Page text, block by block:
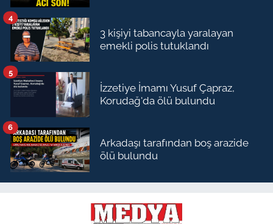
3 kişiyi tabancayla yaralayan
emekli polis tutuklandı
4
İzzetiye İmamı Yusuf Çapraz,
Korudağ'da ölü bulundu
5
Arkadaşı tarafından boş arazide
ölü bulundu
6